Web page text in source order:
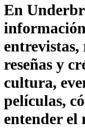
En
reseñas y
cultura,
películas,
entender el